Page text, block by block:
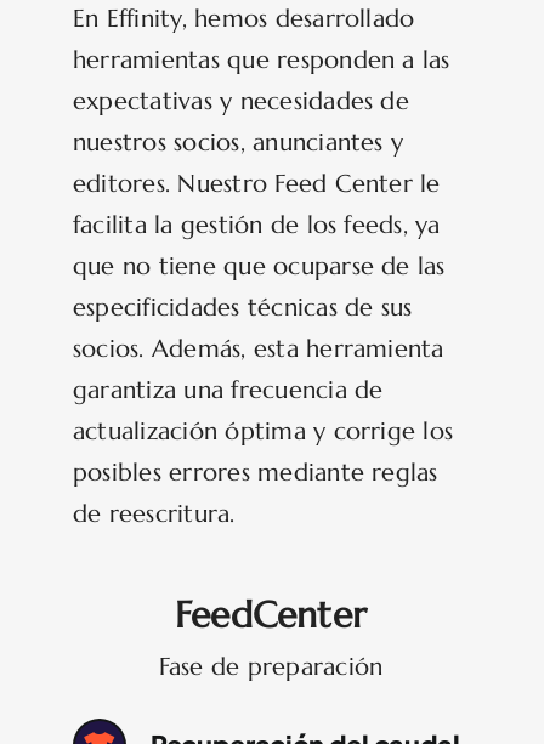
En Effinity, hemos desarrollado
herramientas que responden a las
expectativas y necesidades de
nuestros socios, anunciantes y
editores. Nuestro Feed Center le
facilita la gestión de los feeds, ya
que no tiene que ocuparse de las
especificidades técnicas de sus
socios. Además, esta herramienta
garantiza una frecuencia de
actualización óptima y corrige los
posibles errores mediante reglas
de reescritura.
FeedCenter
Fase de preparación